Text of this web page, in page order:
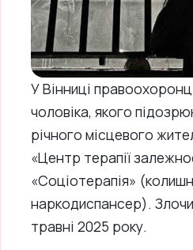
У Вінниці
чоловіка, якого
річного місцевого
«Центр терапії
«Соціотерапія»
наркодиспансер).
травні 2025 року.